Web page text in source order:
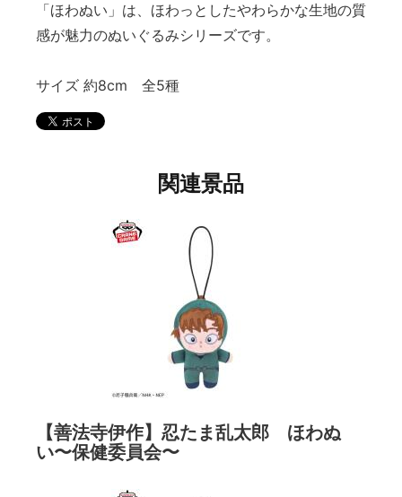
「ほわぬい」は、ほわっとしたやわらかな生地の質
感が魅力のぬいぐるみシリーズです。
サイズ 約8cm 全5種
関連景品
【善法寺伊作】忍たま乱太郎 ほわぬ
い〜保健委員会〜